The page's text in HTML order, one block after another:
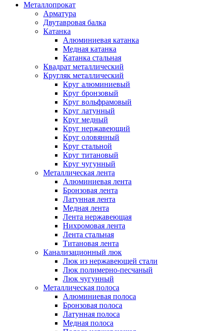
Металлопрокат
Арматура
Двутавровая балка
Катанка
Алюминиевая катанка
Медная катанка
Катанка стальная
Квадрат металлический
Кругляк металлический
Круг алюминиевый
Круг бронзовый
Круг вольфрамовый
Круг латунный
Круг медный
Круг нержавеющий
Круг оловянный
Круг стальной
Круг титановый
Круг чугунный
Металлическая лента
Алюминиевая лента
Бронзовая лента
Латунная лента
Медная лента
Лента нержавеющая
Нихромовая лента
Лента стальная
Титановая лента
Канализационный люк
Люк из нержавеющей стали
Люк полимерно-песчаный
Люк чугунный
Металлическая полоса
Алюминиевая полоса
Бронзовая полоса
Латунная полоса
Медная полоса